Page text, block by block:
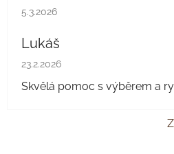
Hodnocení obchodu je 5 z 5
5.3.2026
Lukáš
Hodnocení obchodu je 5 z 5
23.2.2026
Skvělá pomoc s výběrem a